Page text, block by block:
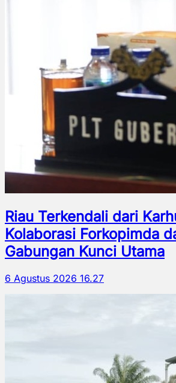
Riau Terkendali dari
Kolaborasi Forkopimda
Gabungan Kunci Utama
6 Agustus 2026 16.27